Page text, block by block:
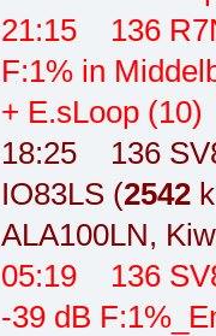
21:15 136
F:1% in
+ E.sLoop (10)
18:25 136
IO83LS (2542
ALA100LN,
05:19 136
-39 dB